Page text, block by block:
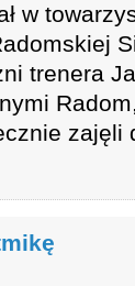
w
trenera
zajęli